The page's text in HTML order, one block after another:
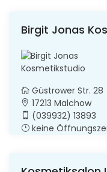
Birgit Jonas
Güstrower Str. 28
17213 Malchow
(039932) 13893
keine